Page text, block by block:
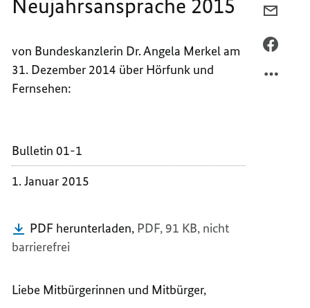
Neujahrsansprache 2015
von Bundeskanzlerin Dr. Angela Merkel am
31. Dezember 2014 über Hörfunk und
Fernsehen:
Bulletin 01-1
1. Januar 2015
PDF herunterladen, PDF, 91 KB, nicht
barrierefrei
Liebe Mitbürgerinnen und Mitbürger,